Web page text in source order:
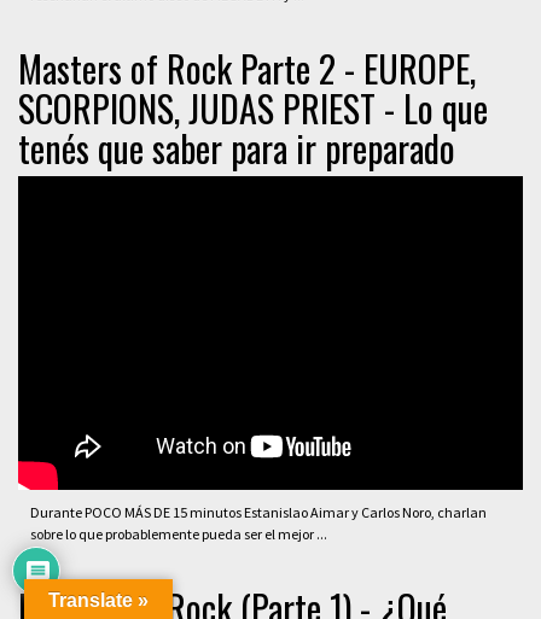
Masters of Rock Parte 2 - EUROPE,
SCORPIONS, JUDAS PRIEST - Lo que
tenés que saber para ir preparado
Durante POCO MÁS DE 15 minutos Estanislao Aimar y Carlos Noro, charlan
sobre lo que probablemente pueda ser el mejor ...
Masters of Rock (Parte 1) - ¿Qué
Translate »